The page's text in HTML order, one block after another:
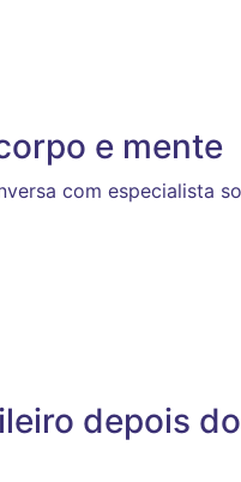
e mente
com especialista
depois